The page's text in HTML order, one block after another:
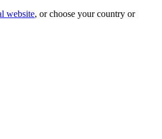
website, or choose your country or